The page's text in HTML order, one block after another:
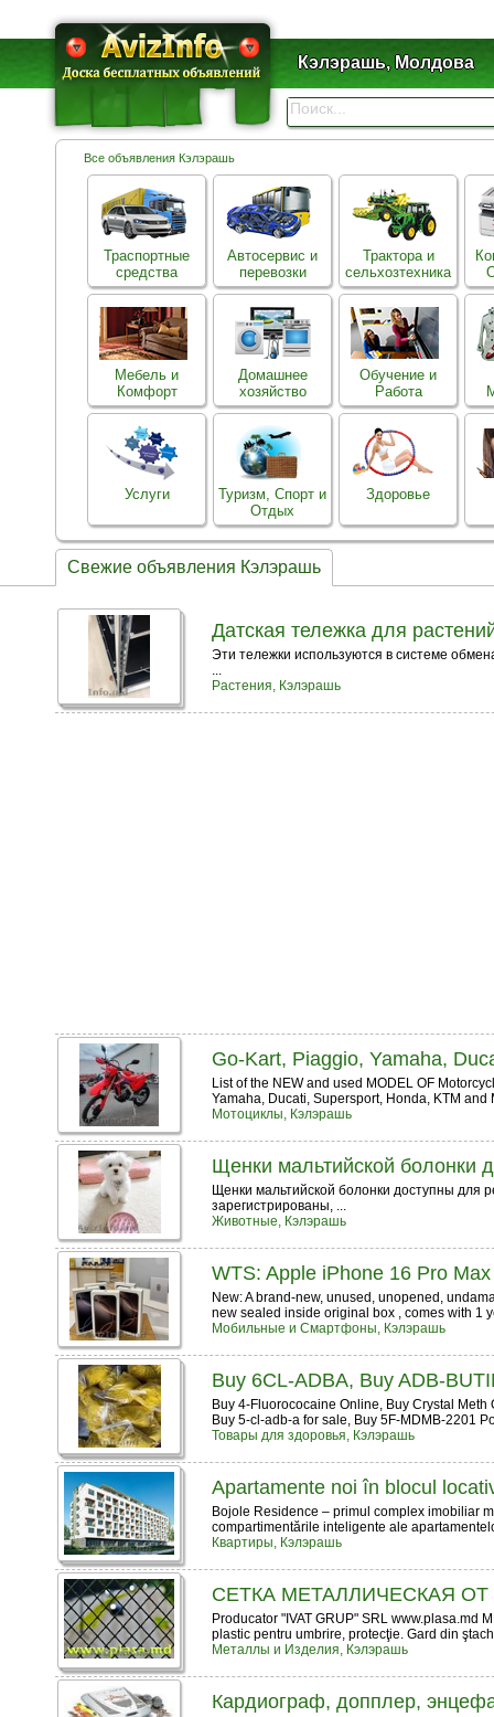
Кэлэрашь, Молдова
Все объявления Кэлэрашь
Траспортные
средства
Автосервис и
перевозки
Трактора и
сельхозтехника
Мебель и
Комфорт
Домашнее
хозяйство
Обучение и
Работа
Услуги
Туризм, Спорт и
Отдых
Здоровье
Свежие объявления Кэлэрашь
Датская тележка для
Эти тележки используются в системе
...
Растения, Кэлэрашь
Go-Kart, Piaggio, Yamaha,
List of the NEW and used MODEL OF
Yamaha, Ducati, Supersport, Honda, KTM
Мотоциклы, Кэлэрашь
Щенки мальтийской болонки
Щенки мальтийской болонки доступны для
зарегистрированы, ...
Животные, Кэлэрашь
WTS: Apple iPhone 16 Pro
New: A brand-new, unused, unopened,
new sealed inside original box , comes with 1
Мобильные и Смартфоны, Кэлэрашь
Buy 6CL-ADBA, Buy ADB-
Buy 4-Fluorococaine Online, Buy Crystal
Buy 5-cl-adb-a for sale, Buy 5F-MDMB-2201
Товары для здоровья, Кэлэрашь
Apartamente noi în blocul
Bojole Residence – primul complex imobiliar
compartimentările inteligente ale
Квартиры, Кэлэрашь
СЕТКА МЕТАЛЛИЧЕСКАЯ
Producator "IVAT GRUP" SRL www.plasa.md
plastic pentru umbrire, protecţie. Gard din
Металлы и Изделия, Кэлэрашь
Кардиограф, допплер,